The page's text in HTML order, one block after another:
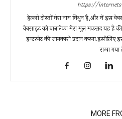
https://
हेल्लो दोस्तों मेरा नाम मिथुन है,और में इस
वेबसाइट को बानानेका मेरा मूल मकसद यह है
इन्टरनेट की जानकारी प्रदान
राखा गया
MORE